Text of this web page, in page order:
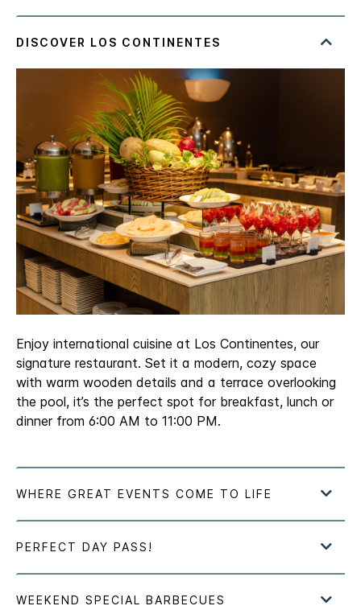
Enjoy international cuisine at Los Continentes, our
signature restaurant. Set it a modern, cozy space
with warm wooden details and a terrace overlooking
the pool, it’s the perfect spot for breakfast, lunch or
dinner from 6:00 AM to 11:00 PM.